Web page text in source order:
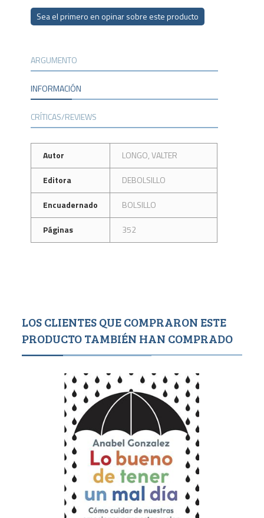
Sea el primero en opinar sobre este producto
ARGUMENTO
INFORMACIÓN
CRÍTICAS/REVIEWS
Autor
LONGO, VALTER
Editora
DEBOLSILLO
Encuadernado
BOLSILLO
Páginas
352
LOS CLIENTES QUE COMPRARON ESTE
PRODUCTO TAMBIÉN HAN COMPRADO